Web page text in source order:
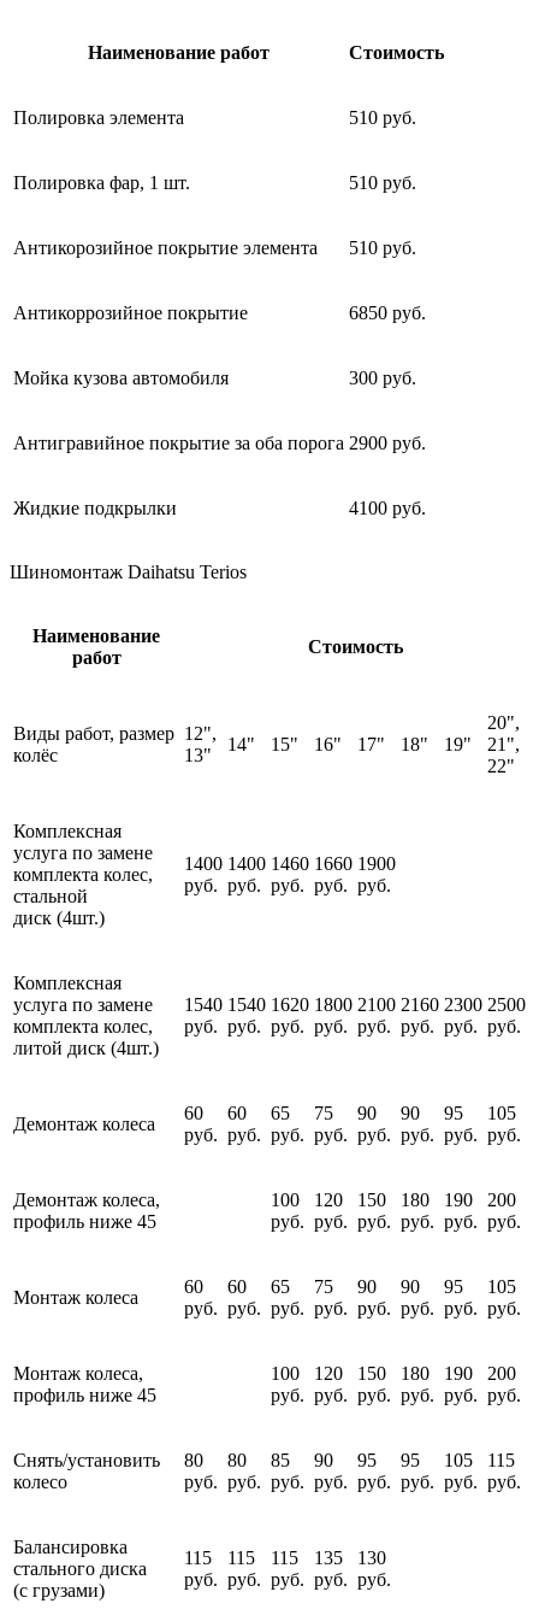
Наименование работ Стоимость
Полировка элемента 510 руб.
Полировка фар, 1 шт. 510 руб.
Антикорозийное покрытие элемента 510 руб.
Антикоррозийное покрытие 6850 руб.
Мойка кузова автомобиля 300 руб.
Антигравийное покрытие за оба порога 2900 руб.
Жидкие подкрылки 4100 руб.
Шиномонтаж Daihatsu Terios
Наименование
работ
Стоимость
Виды работ, размер
колёс
12",
13"
14" 15" 16" 17" 18" 19"
20",
21",
22"
Комплексная
услуга по замене
комплекта колес,
стальной
диск (4шт.)
1400
руб.
1400
руб.
1460
руб.
1660
руб.
1900
руб.
Комплексная
услуга по замене
комплекта колес,
литой диск (4шт.)
1540
руб.
1540
руб.
1620
руб.
1800
руб.
2100
руб.
2160
руб.
2300
руб.
2500
руб.
Демонтаж колеса
60
руб.
60
руб.
65
руб.
75
руб.
90
руб.
90
руб.
95
руб.
105
руб.
Демонтаж колеса,
профиль ниже 45
100
руб.
120
руб.
150
руб.
180
руб.
190
руб.
200
руб.
Монтаж колеса
60
руб.
60
руб.
65
руб.
75
руб.
90
руб.
90
руб.
95
руб.
105
руб.
Монтаж колеса,
профиль ниже 45
100
руб.
120
руб.
150
руб.
180
руб.
190
руб.
200
руб.
Снять/установить
колесо
80
руб.
80
руб.
85
руб.
90
руб.
95
руб.
95
руб.
105
руб.
115
руб.
Балансировка
стального диска
(с грузами)
115
руб.
115
руб.
115
руб.
135
руб.
130
руб.